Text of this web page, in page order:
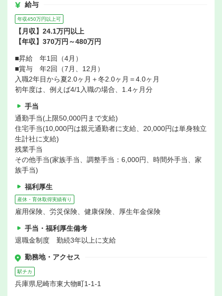
給与
年収450万円以上可
【月収】24.1万円以上
【年収】370万円～480万円
■昇給 年1回（4月）
■賞与 年2回（7月、12月）
入職2年目から夏2.0ヶ月＋冬2.0ヶ月＝4.0ヶ月
初年度は、例えば4/1入職の場合、1.4ヶ月分
手当
通勤手当(上限50,000円まで支給)
住宅手当(10,000円は親元通勤者に支給、20,000円は単身独立
生計社に支給)
残業手当
その他手当(家族手当、調整手当：6,000円、時間外手当、家
族手当)
福利厚生
産休・育休取得実績有り
雇用保険、労災保険、健康保険、厚生年金保険
手当・福利厚生備考
退職金制度 勤続3年以上に支給
勤務地・アクセス
駅チカ
兵庫県尼崎市東大物町1-1-1